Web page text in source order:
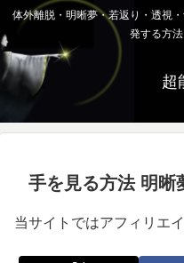
体外離脱・明晰夢・若返り・透視
発する方
超
手を見る方法 明晰
当サイトではアフィリエ